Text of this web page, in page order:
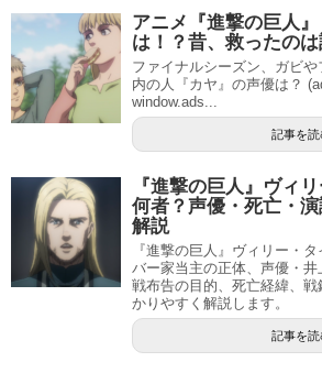
アニメ『進撃の巨人
は！？昔、救ったのは
ファイナルシーズン、ガビ
内の人『カヤ』の声優は？
window.ads...
記事を読
『進撃の巨人』ヴィ
何者？声優・死亡・
解説
『進撃の巨人』ヴィリー・
バー家当主の正体、声優・
戦布告の目的、死亡経緯、
かりやすく解説します。
記事を読